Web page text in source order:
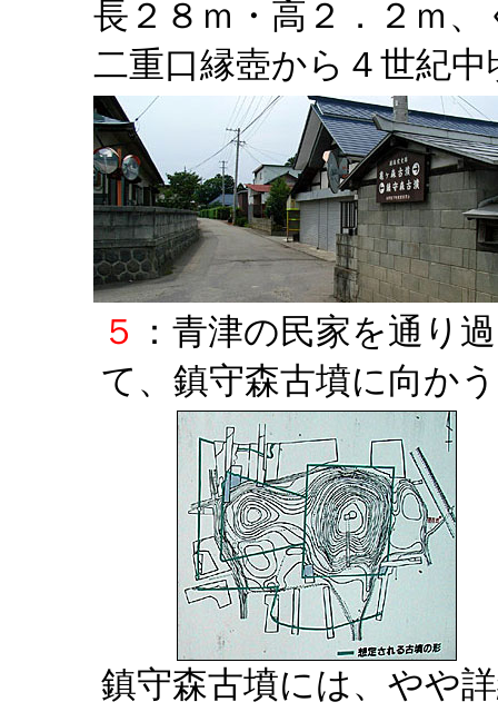
長２８ｍ・高２．２ｍ
二重口縁壺から４世紀
５
：青津の民家を通り
て、鎮守森古墳に向か
鎮守森古墳には、やや